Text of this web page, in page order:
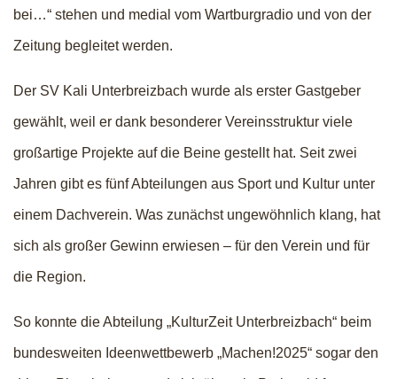
bei…“ stehen und medial vom Wartburgradio und von der
Zeitung begleitet werden.
Der SV Kali Unterbreizbach wurde als erster Gastgeber
gewählt, weil er dank besonderer Vereinsstruktur viele
großartige Projekte auf die Beine gestellt hat. Seit zwei
Jahren gibt es fünf Abteilungen aus Sport und Kultur unter
einem Dachverein. Was zunächst ungewöhnlich klang, hat
sich als großer Gewinn erwiesen – für den Verein und für
die Region.
So konnte die Abteilung „KulturZeit Unterbreizbach“ beim
bundesweiten Ideenwettbewerb „Machen!2025“ sogar den